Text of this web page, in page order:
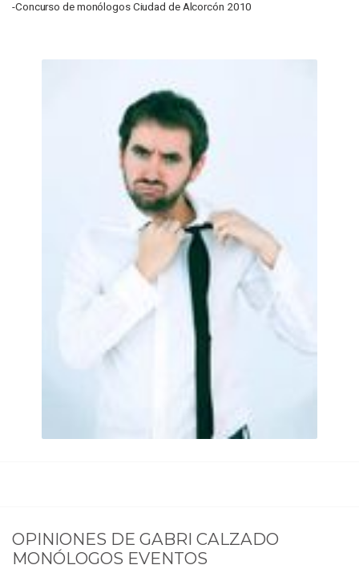
-Concurso de monólogos Ciudad de Alcorcón 2010
OPINIONES DE GABRI CALZADO
MONÓLOGOS EVENTOS